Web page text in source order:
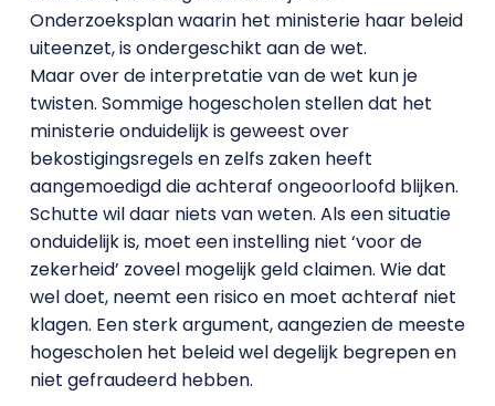
Onderzoeksplan waarin het ministerie haar beleid
uiteenzet, is ondergeschikt aan de wet.
Maar over de interpretatie van de wet kun je
twisten. Sommige hogescholen stellen dat het
ministerie onduidelijk is geweest over
bekostigingsregels en zelfs zaken heeft
aangemoedigd die achteraf ongeoorloofd blijken.
Schutte wil daar niets van weten. Als een situatie
onduidelijk is, moet een instelling niet ‘voor de
zekerheid’ zoveel mogelijk geld claimen. Wie dat
wel doet, neemt een risico en moet achteraf niet
klagen. Een sterk argument, aangezien de meeste
hogescholen het beleid wel degelijk begrepen en
niet gefraudeerd hebben.